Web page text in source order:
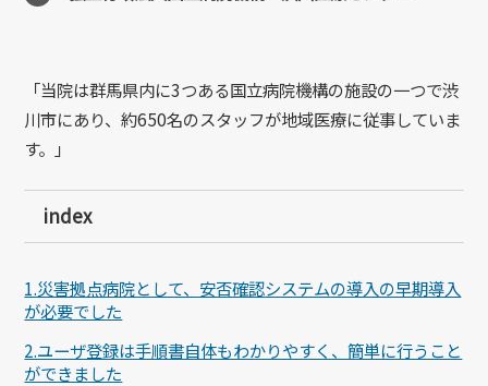
「当院は群馬県内に3つある国立病院機構の施設の一つで渋
川市にあり、約650名のスタッフが地域医療に従事していま
す。」
index
1.災害拠点病院として、安否確認システムの導入の早期導入
が必要でした
2.ユーザ登録は手順書自体もわかりやすく、簡単に行うこと
ができました